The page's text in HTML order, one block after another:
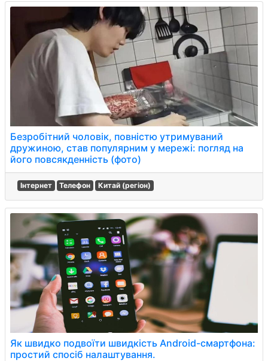
Безробітний чоловік, повністю утримуваний
дружиною, став популярним у мережі: погляд на
його повсякденність (фото)
Інтернет Телефон Китай (регіон)
Як швидко подвоїти швидкість Android-смартфона:
простий спосіб налаштування.